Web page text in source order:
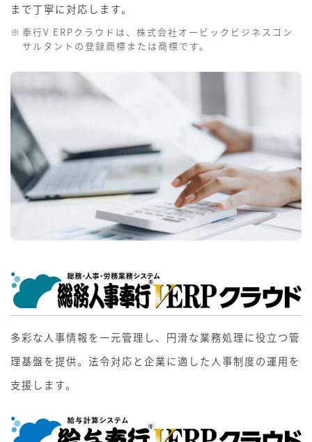
まで丁寧に対応します。
奉行V ERPクラウドは、株式会社オービックビジネスコン
サルタントの登録商標または商標です。
多彩な人事情報を一元管理し、円滑な業務処理に役立つ管
理基盤を提供。法令対応と企業に適した人事制度の運用を
支援します。